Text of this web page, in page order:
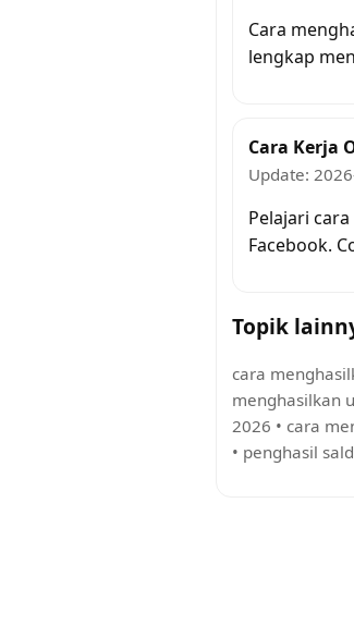
Cara
lengkap
Cara Kerja
Update:
Pelajari
Facebook.
Topik
cara
menghasilkan
2026 • cara
• penghasil